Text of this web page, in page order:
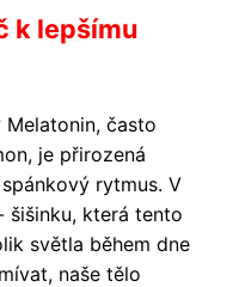
k lepšímu
Melatonin, často
je přirozená
rytmus. V
šišinku, která tento
světla během dne
naše tělo